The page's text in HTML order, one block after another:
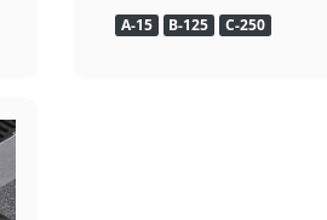
A-15 B-125 C-250